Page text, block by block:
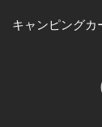
キャンピングカ